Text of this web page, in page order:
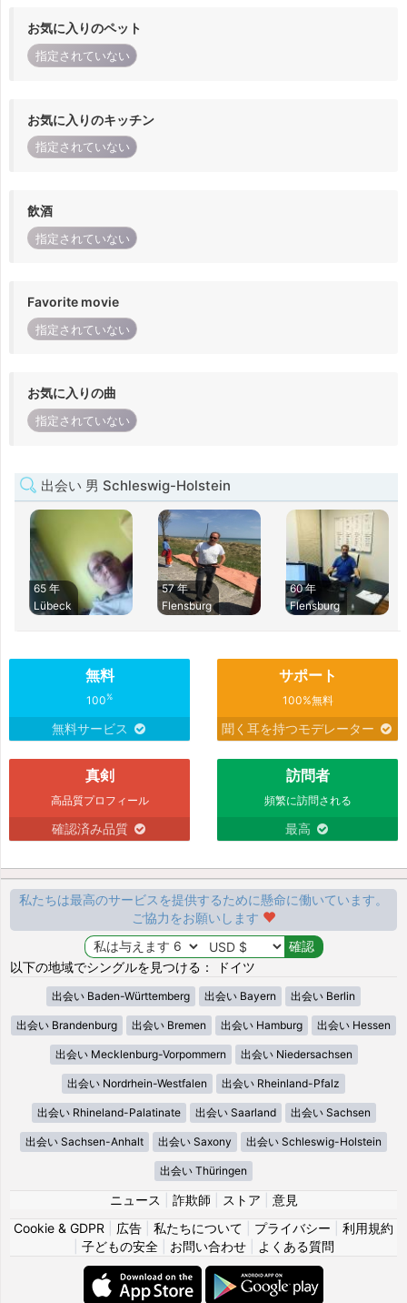
お気に入りのペット
指定されていない
お気に入りのキッチン
指定されていない
飲酒
指定されていない
Favorite movie
指定されていない
お気に入りの曲
指定されていない
出会い 男 Schleswig-Holstein
65 年
Lübeck
57 年
Flensburg
60 年
Flensburg
無料
100%
無料サービス
サポート
100%無料
聞く耳を持つモデレーター
真剣
高品質プロフィール
確認済み品質
訪問者
頻繁に訪問される
最高
私たちは最高のサービスを提供するために懸命に働いています。
ご協力をお願いします
以下の地域でシングルを見つける： ドイツ
出会い Baden-Württemberg 出会い Bayern 出会い Berlin
出会い Brandenburg 出会い Bremen 出会い Hamburg 出会い Hessen
出会い Mecklenburg-Vorpommern 出会い Niedersachsen
出会い Nordrhein-Westfalen 出会い Rheinland-Pfalz
出会い Rhineland-Palatinate 出会い Saarland 出会い Sachsen
出会い Sachsen-Anhalt 出会い Saxony 出会い Schleswig-Holstein
出会い Thüringen
ニュース 詐欺師 ストア
意見
Cookie & GDPR
広告 私たちについて プライバシー
利用規約
子どもの安全| お問い合わせ| よくある質問